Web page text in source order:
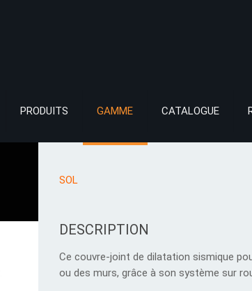
PRODUITS GAMME CATALOGUE
SOL
DESCRIPTION
Ce couvre-joint de dilatation sismique
ou des murs, grâce à son système sur